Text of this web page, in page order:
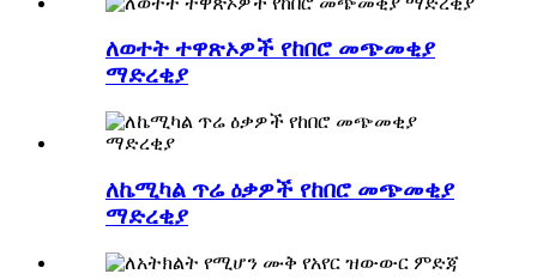
ለወተት ተዋጽኦዎች የከበሮ መጭመቂያ
ማድረቂያ
ለኬሚካል ጥሬ ዕቃዎች የከበሮ መጭመቂያ
ማድረቂያ